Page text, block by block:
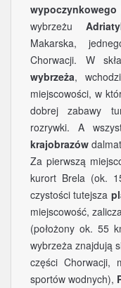
wypoczynkowego
wybrzeżu
Makarska,
Chorwacji. W
wybrzeża,
miejscowości, w
dobrej zabawy
rozrywki. A
krajobrazów
Za pierwszą
kurort Brela (ok.
czystości tutejsza
miejscowość,
(położony ok. 55
wybrzeża znajdują
części Chorwacji,
sportów wodnych),